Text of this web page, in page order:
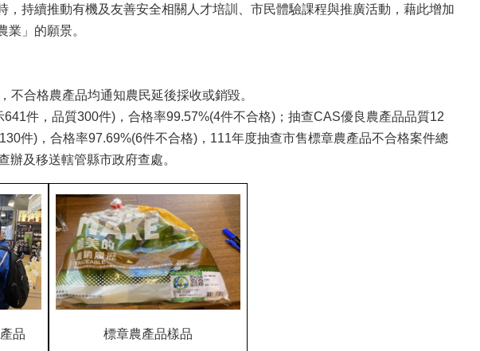
持續推動有機及友善安全相關人才培訓、市民體驗課程與推廣活動，藉此增加
」的願景。
合格農產品均通知農民延後採收或銷毀。
件，品質300件)，合格率99.57%(4件不合格)；抽查CAS優良農產品品質12
件)，合格率97.69%(6件不合格)，111年度抽查市售標章農產品不合格案件總
及移送轄管縣市政府查處。
品 標章農產品樣品